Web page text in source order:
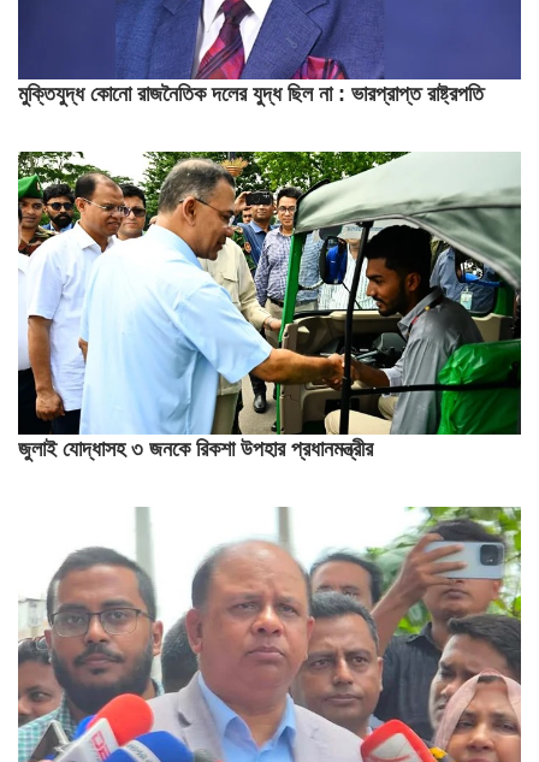
মুক্তিযুদ্ধ কোনো রাজনৈতিক দলের যুদ্ধ ছিল না : ভারপ্রাপ্ত রাষ্ট্রপতি
জুলাই যোদ্ধাসহ ৩ জনকে রিকশা উপহার প্রধানমন্ত্রীর